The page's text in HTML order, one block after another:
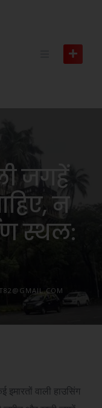
जगहें
न
स्थल:
इमारतों वाली हाउसिंग